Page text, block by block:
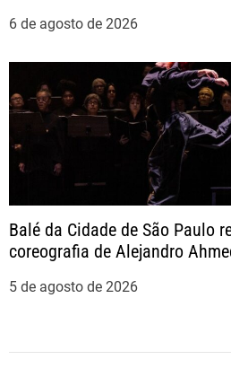
6 de agosto de 2026
Balé da Cidade de São Paulo
coreografia de Alejandro
5 de agosto de 2026